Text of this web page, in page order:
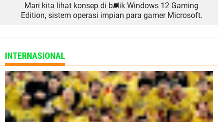
Mari kita lihat konsep di balik Windows 12 Gaming
Edition, sistem operasi impian para gamer Microsoft.
INTERNASIONAL